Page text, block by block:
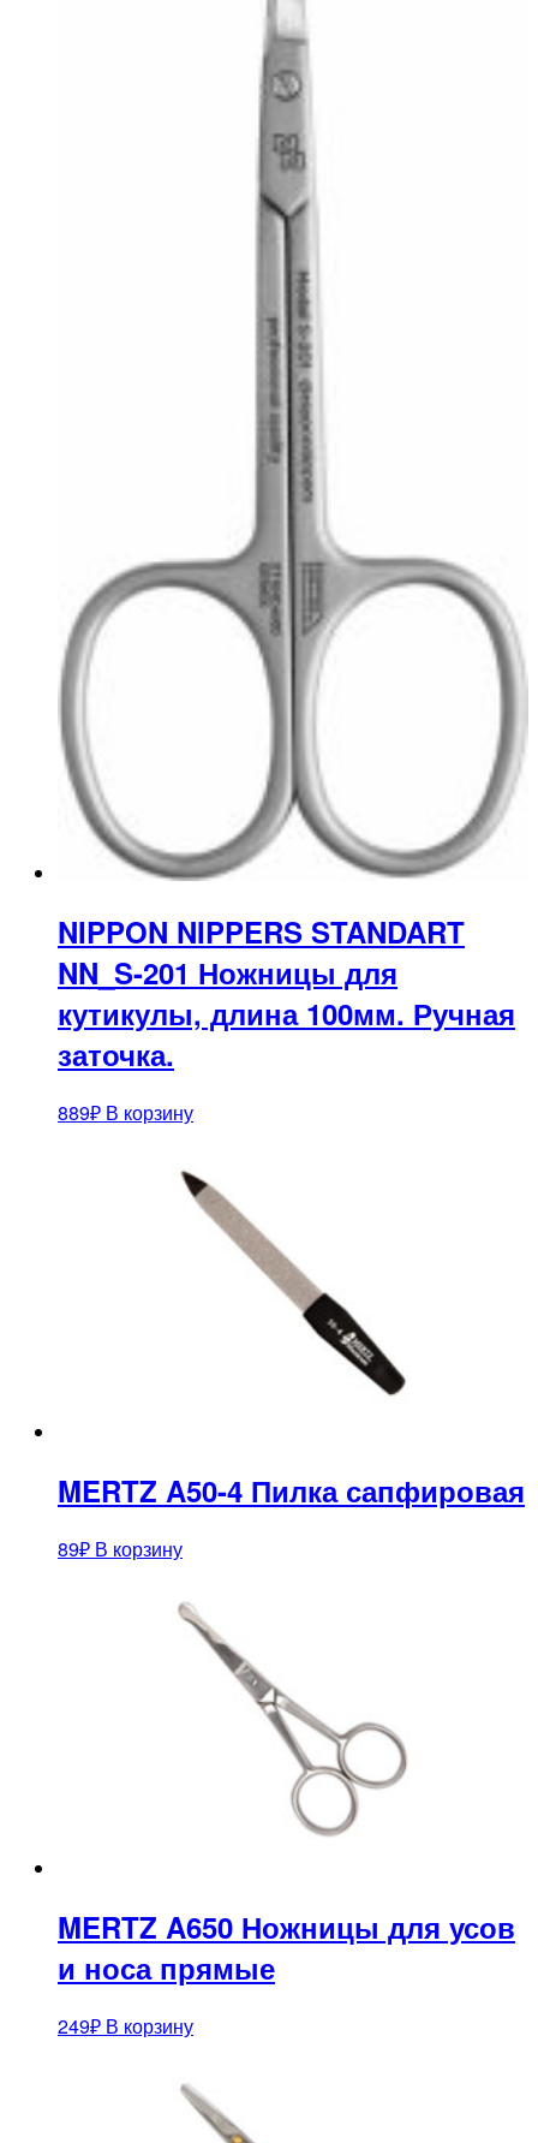
NIPPON NIPPERS STANDART
NN_S-201 Ножницы для
кутикулы, длина 100мм. Ручная
заточка.
889₽ В корзину
MERTZ A50-4 Пилка сапфировая
89₽ В корзину
MERTZ A650 Ножницы для усов
и носа прямые
249₽ В корзину